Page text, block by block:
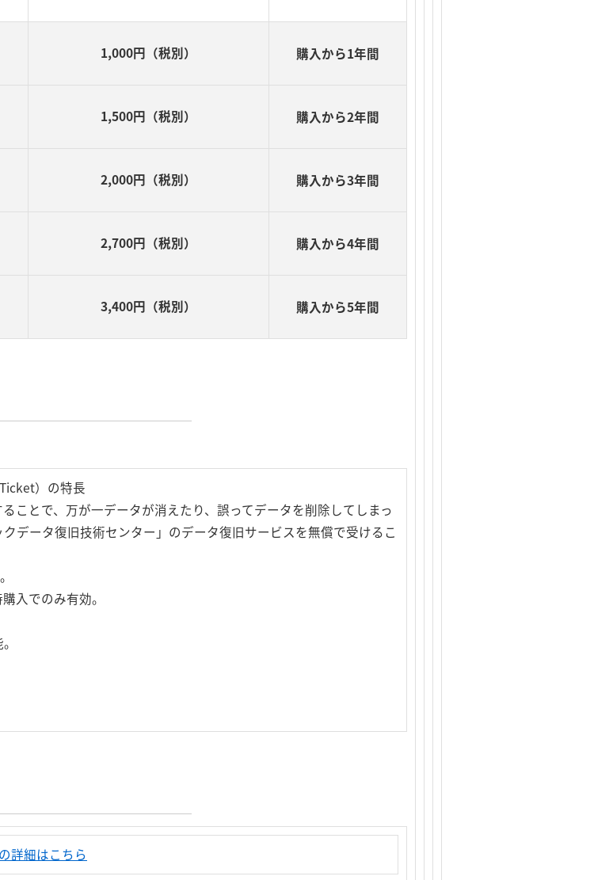
1,000円（税別） 購入から1年間
1,500円（税別） 購入から2年間
2,000円（税別） 購入から3年間
2,700円（税別） 購入から4年間
3,400円（税別） 購入から5年間
）の特長
ことで、万が一データが消えたり、誤ってデータを削除してしまっ
データ復旧技術センター」のデータ復旧サービスを無償で受けるこ
入でのみ有効。
詳細はこちら